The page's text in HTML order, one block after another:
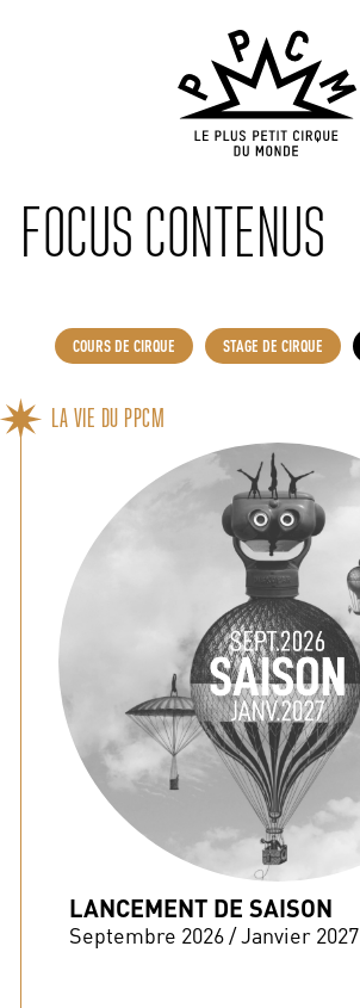
FOCUS CONTENUS
COURS DE CIRQUE STAGE DE CIRQUE
LA VIE DU PPCM
LANCEMENT DE SAISON
Septembre 2026 / Janvier 2027